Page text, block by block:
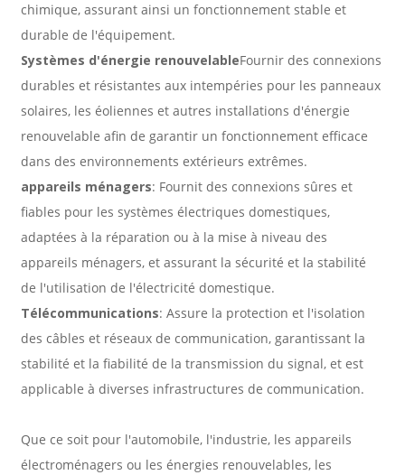
chimique, assurant ainsi un fonctionnement stable et
durable de l'équipement.
Systèmes d'énergie renouvelableFournir des connexions
durables et résistantes aux intempéries pour les panneaux
solaires, les éoliennes et autres installations d'énergie
renouvelable afin de garantir un fonctionnement efficace
dans des environnements extérieurs extrêmes.
appareils ménagers: Fournit des connexions sûres et
fiables pour les systèmes électriques domestiques,
adaptées à la réparation ou à la mise à niveau des
appareils ménagers, et assurant la sécurité et la stabilité
de l'utilisation de l'électricité domestique.
Télécommunications: Assure la protection et l'isolation
des câbles et réseaux de communication, garantissant la
stabilité et la fiabilité de la transmission du signal, et est
applicable à diverses infrastructures de communication.
Que ce soit pour l'automobile, l'industrie, les appareils
électroménagers ou les énergies renouvelables, les